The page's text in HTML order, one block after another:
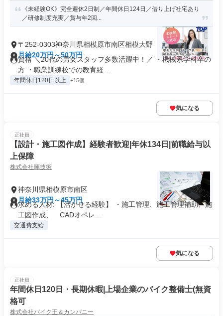
《未経験OK》完全週休2日制／年間休日124日／借り上げ社宅あり
／研修制度充実／賞与年2回...
〒252-0303神奈川県相模原市南区相模大野
月給20万円～50万円
資格 ＼20代の男女スタッフ多数活躍中！／ ・機械系学科卒の
方 ・職業訓練校での教育経...
年間休日120日以上 +15個
気になる
正社員
【設計・施工図作成】経験者歓迎|年休134日|前職給与以
上保障
株式会社暉技術
神奈川県相模原市南区
月給33万円～45万円
求める人材: 【活かせる経験】 ・施工管理、施工管理補助、施
工図作成、 CADオペレ...
交通費支給
気になる
正社員
年間休日120日・長期休暇|上場企業のバイク整備士(無資
格可
株式会社バイク王＆カンパニー